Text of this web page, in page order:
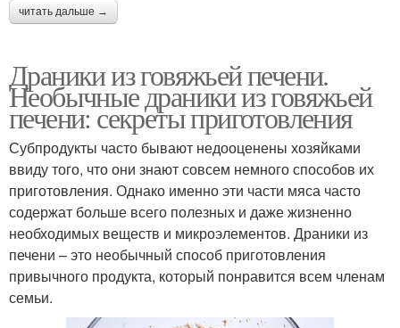
читать дальше →
Драники из говяжьей печени.
Необычные драники из говяжьей
печени: секреты приготовления
Субпродукты часто бывают недооценены хозяйками
ввиду того, что они знают совсем немного способов их
приготовления. Однако именно эти части мяса часто
содержат больше всего полезных и даже жизненно
необходимых веществ и микроэлементов. Драники из
печени – это необычный способ приготовления
привычного продукта, который понравится всем членам
семьи.